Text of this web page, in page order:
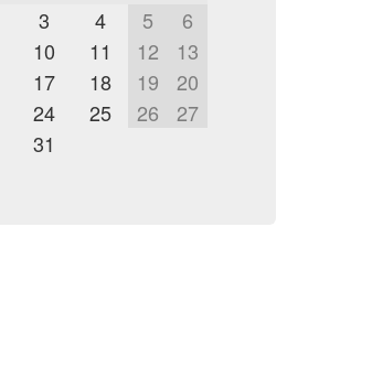
3 4 5
6
10 11 12
13
17 18 19
20
24 25 26
27
31